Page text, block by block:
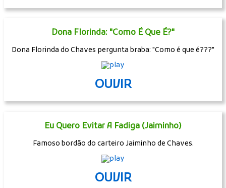
Dona Florinda: "Como É Que É?"
Dona Florinda do Chaves pergunta braba: "Como é que é???"
OUVIR
Eu Quero Evitar A Fadiga (Jaiminho)
Famoso bordão do carteiro Jaiminho de Chaves.
OUVIR